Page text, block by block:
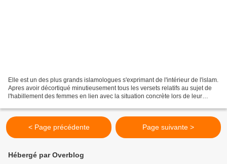
Elle est un des plus grands islamologues s'exprimant de l'intérieur de l'islam.
Apres avoir décortiqué minutieusement tous les versets relatifs au sujet de
l'habillement des femmes en lien avec la situation concrète lors de leur
< Page précédente Page suivante >
Hébergé par Overblog